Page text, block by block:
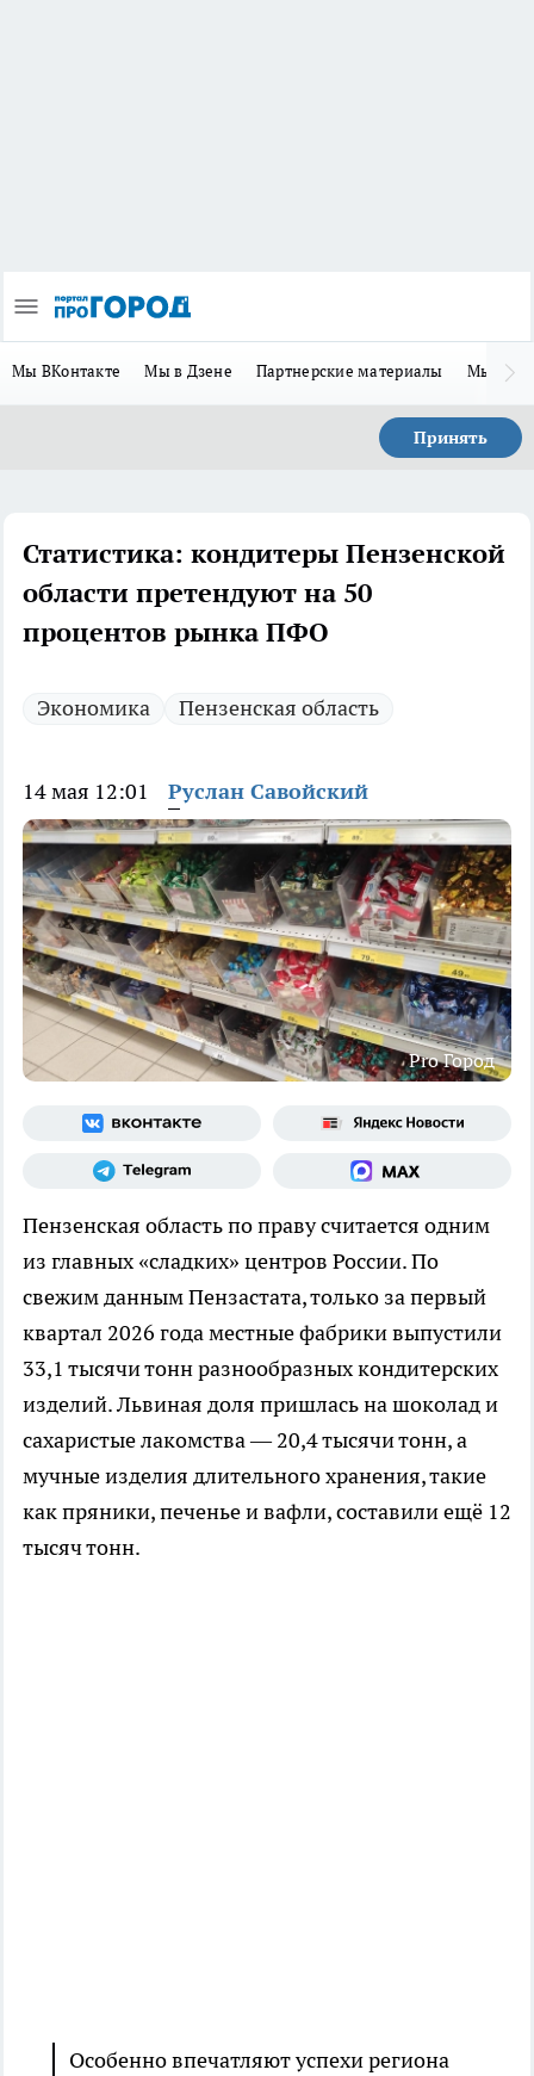
Мы ВКонтакте Мы в Дзене Партнерские материалы Мы в
Принять
Статистика: кондитеры Пензенской
области претендуют на 50
процентов рынка ПФО
Экономика Пензенская область
14 мая 12:01 Руслан Савойский
Pro Город
Пензенская область по праву считается одним
из главных «сладких» центров России. По
свежим данным Пензастата, только за первый
квартал 2026 года местные фабрики выпустили
33,1 тысячи тонн разнообразных кондитерских
изделий. Львиная доля пришлась на шоколад и
сахаристые лакомства — 20,4 тысячи тонн, а
мучные изделия длительного хранения, такие
как пряники, печенье и вафли, составили ещё 12
тысяч тонн.
Особенно впечатляют успехи региона